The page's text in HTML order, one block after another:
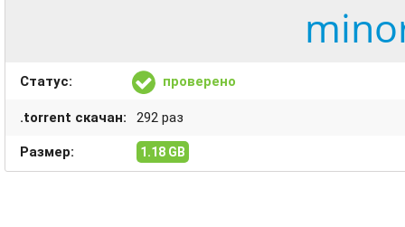
Статус: проверено
.torrent скачан: 292 раз
Размер: 1.18 GB